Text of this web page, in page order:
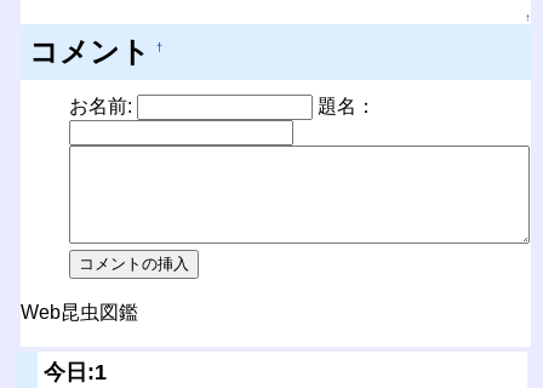
↑
コメント †
お名前: 題名：
Web昆虫図鑑
今日:1